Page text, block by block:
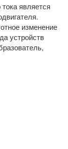
является
изменение
устройств